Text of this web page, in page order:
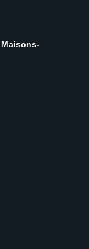
Maisons-